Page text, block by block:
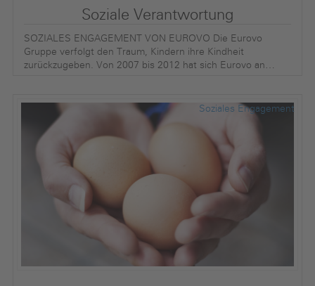
Soziale Verantwortung
SOZIALES ENGAGEMENT VON EUROVO Die Eurovo
Gruppe verfolgt den Traum, Kindern ihre Kindheit
zurückzugeben. Von 2007 bis 2012 hat sich Eurovo an…
Soziales Engagement